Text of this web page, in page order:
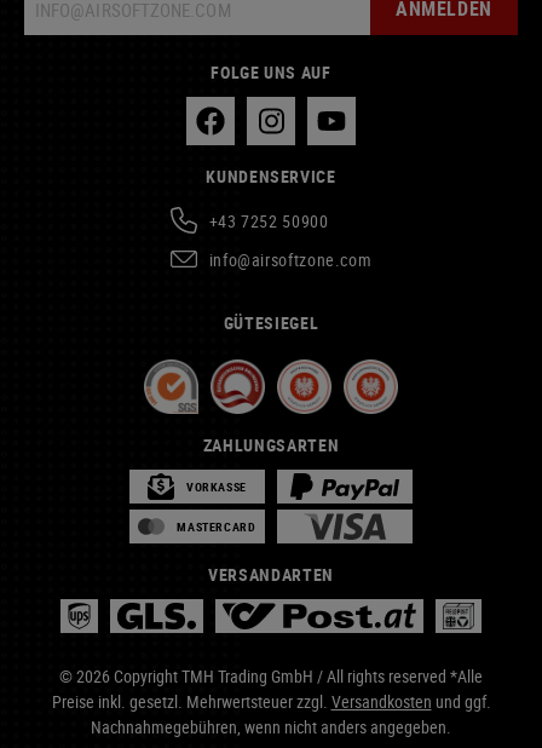
ANMELDEN
FOLGE UNS AUF
KUNDENSERVICE
+43 7252 50900
info@airsoftzone.com
GÜTESIEGEL
ZAHLUNGSARTEN
VORKASSE
MASTERCARD
VERSANDARTEN
© 2026 Copyright TMH Trading GmbH / All rights reserved *Alle
Preise inkl. gesetzl. Mehrwertsteuer zzgl. Versandkosten und ggf.
Nachnahmegebühren, wenn nicht anders angegeben.